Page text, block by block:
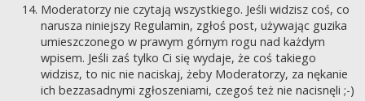
Moderatorzy nie czytają wszystkiego. Jeśli widzisz coś, co
narusza niniejszy Regulamin, zgłoś post, używając guzika
umieszczonego w prawym górnym rogu nad każdym
wpisem. Jeśli zaś tylko Ci się wydaje, że coś takiego
widzisz, to nic nie naciskaj, żeby Moderatorzy, za nękanie
ich bezzasadnymi zgłoszeniami, czegoś też nie nacisnęli ;-)